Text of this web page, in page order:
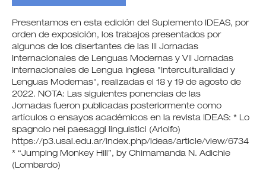
Presentamos en esta edición del Suplemento IDEAS, por
orden de exposición, los trabajos presentados por
algunos de los disertantes de las III Jornadas
Internacionales de Lenguas Modernas y VII Jornadas
Internacionales de Lengua Inglesa "Interculturalidad y
Lenguas Modernas", realizadas el 18 y 19 de agosto de
2022. NOTA: Las siguientes ponencias de las
Jornadas fueron publicadas posteriormente como
artículos o ensayos académicos en la revista IDEAS: * Lo
spagnolo nei paesaggi linguistici (Ariolfo)
https://p3.usal.edu.ar/index.php/ideas/article/view/6734
* “Jumping Monkey Hill”, by Chimamanda N. Adichie
(Lombardo)